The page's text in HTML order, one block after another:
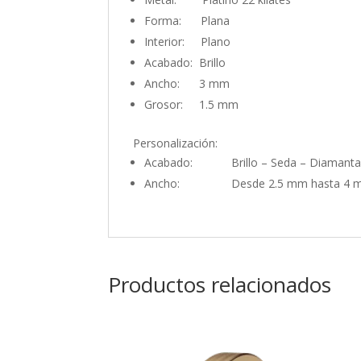
Forma: Plana
Interior: Plano
Acabado: Brillo
Ancho: 3 mm
Grosor: 1.5 mm
Personalización:
Acabado: Brillo – Seda –
Ancho: Desde 2.5 mm hasta 4
Productos relacionados